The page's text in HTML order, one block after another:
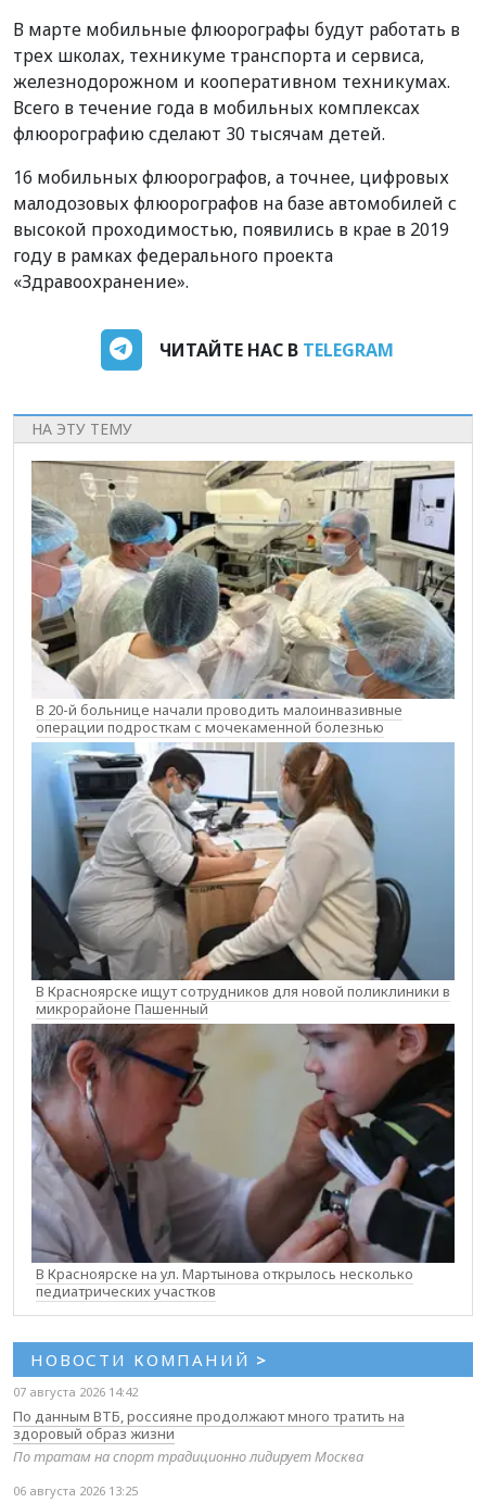
В марте мобильные флюорографы будут работать в
трех школах, техникуме транспорта и сервиса,
железнодорожном и кооперативном техникумах.
Всего в течение года в мобильных комплексах
флюорографию сделают 30 тысячам детей.
16 мобильных флюорографов, а точнее, цифровых
малодозовых флюорографов на базе автомобилей с
высокой проходимостью, появились в крае в 2019
году в рамках федерального проекта
«Здравоохранение».
ЧИТАЙТЕ НАС В TELEGRAM
НА ЭТУ ТЕМУ
В 20-й больнице начали проводить малоинвазивные
операции подросткам с мочекаменной болезнью
В Красноярске ищут сотрудников для новой поликлиники в
микрорайоне Пашенный
В Красноярске на ул. Мартынова открылось несколько
педиатрических участков
НОВОСТИ КОМПАНИЙ >
07 августа 2026 14:42
По данным ВТБ, россияне продолжают много тратить на
здоровый образ жизни
По тратам на спорт традиционно лидирует Москва
06 августа 2026 13:25